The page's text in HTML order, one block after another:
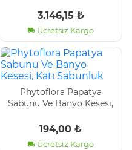
3.146,15 ₺
Ücretsiz Kargo
Phytoflora Papatya
Sabunu Ve Banyo Kesesi,
194,00 ₺
Ücretsiz Kargo